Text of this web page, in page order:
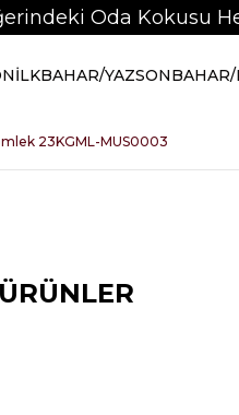
Oda Kokusu
İLKBAHAR/YAZSONBAHAR/
23KGML-MUS0003